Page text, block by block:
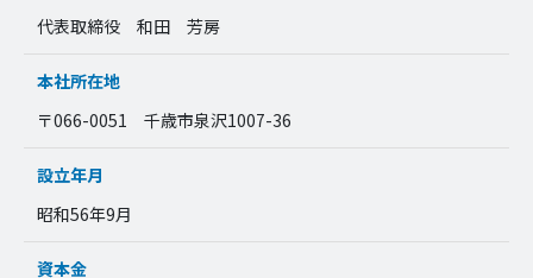
代表取締役 和田 芳房
本社所在地
〒066-0051 千歳市泉沢1007-36
設立年月
昭和56年9月
資本金